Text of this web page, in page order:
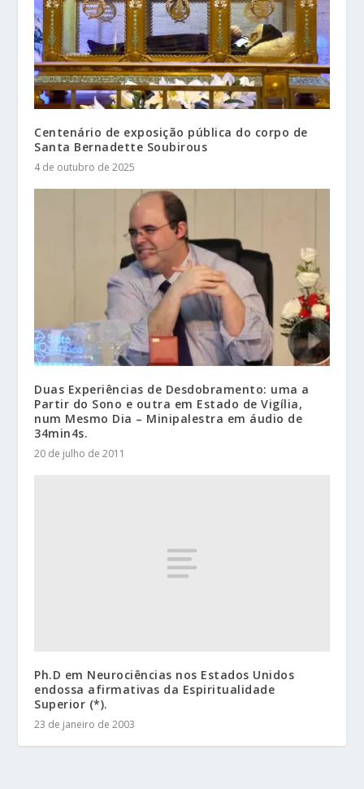
Centenário de exposição pública do corpo de
Santa Bernadette Soubirous
4 de outubro de 2025
Duas Experiências de Desdobramento: uma a
Partir do Sono e outra em Estado de Vigília,
num Mesmo Dia – Minipalestra em áudio de
34min4s.
20 de julho de 2011
Ph.D em Neurociências nos Estados Unidos
endossa afirmativas da Espiritualidade
Superior (*).
23 de janeiro de 2003